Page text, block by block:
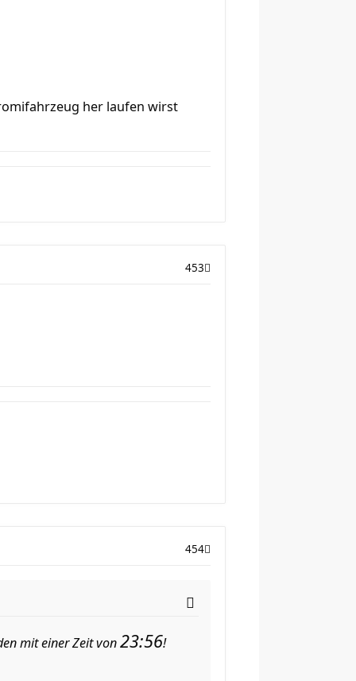
her laufen wirst
453
454
mit einer Zeit von23:56!